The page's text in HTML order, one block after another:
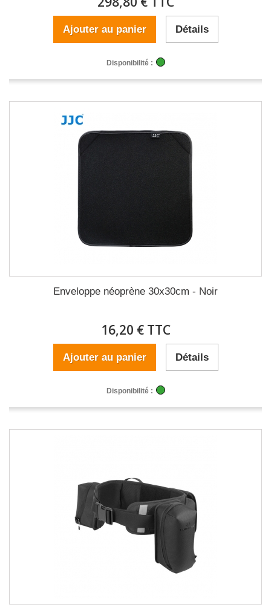
Ajouter au panier Détails
Disponibilité :
Enveloppe néoprène 30x30cm - Noir
16,20 € TTC
Ajouter au panier Détails
Disponibilité :